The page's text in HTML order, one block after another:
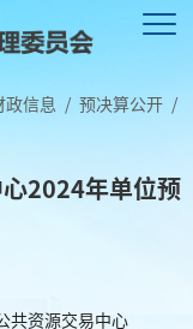
政信息 / 预决算公开 /
2024年单位预
共资源交易中心